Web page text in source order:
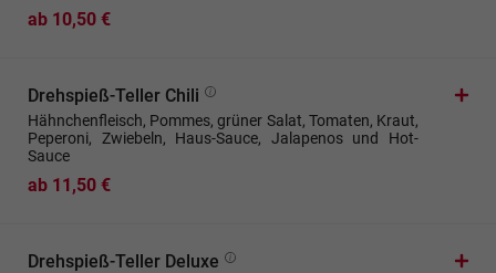
ab 10,50 €
Drehspieß-Teller Chili
Hähnchenfleisch, Pommes, grüner Salat, Tomaten, Kraut,
Peperoni, Zwiebeln, Haus-Sauce, Jalapenos und Hot-
Sauce
ab 11,50 €
Drehspieß-Teller Deluxe